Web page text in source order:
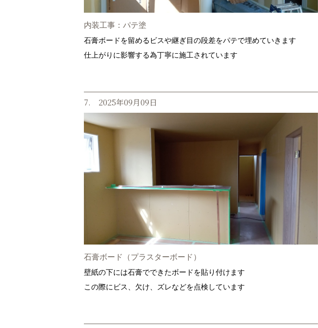
内装工事：パテ塗
石膏ボードを留めるビスや継ぎ目の段差をパテで埋めていきます
仕上がりに影響する為丁寧に施工されています
7. 2025年09月09日
石膏ボード（プラスターボード）
壁紙の下には石膏でできたボードを貼り付けます
この際にビス、欠け、ズレなどを点検しています